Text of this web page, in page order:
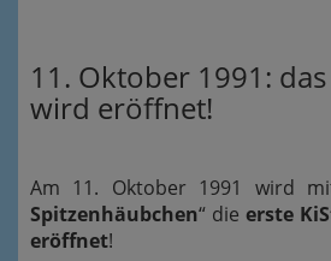
11. Oktober 1991: das
wird eröffnet!
Am 11. Oktober 1991 wird
Spitzenhäubchen“ die erste
eröffnet!